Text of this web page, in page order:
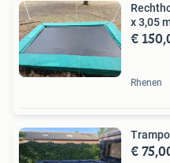
x 3,05
€
Rhenen
€